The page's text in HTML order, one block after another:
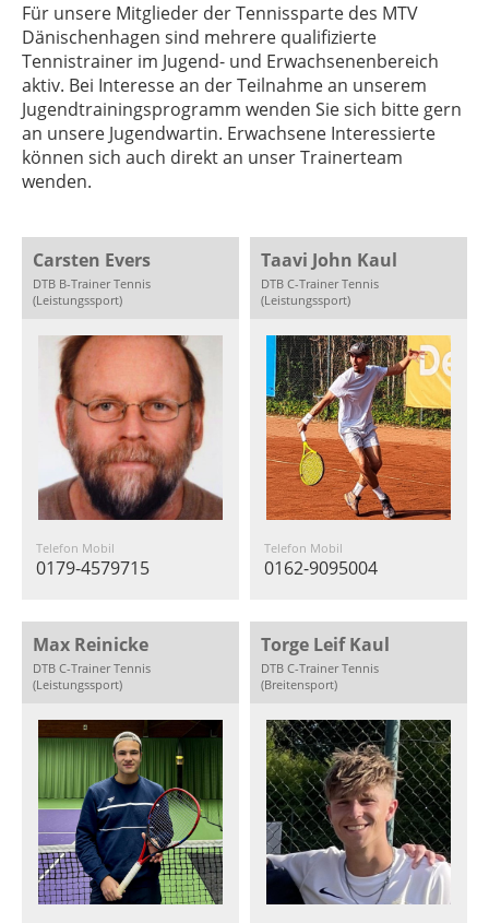
Für unsere Mitglieder der Tennissparte des MTV
Dänischenhagen sind mehrere qualifizierte
Tennistrainer im Jugend- und Erwachsenenbereich
aktiv. Bei Interesse an der Teilnahme an unserem
Jugendtrainingsprogramm wenden Sie sich bitte gern
an unsere Jugendwartin. Erwachsene Interessierte
können sich auch direkt an unser Trainerteam
wenden.
Carsten Evers
DTB B-Trainer Tennis
(Leistungssport)
Telefon Mobil
0179-4579715
Taavi John Kaul
DTB C-Trainer Tennis
(Leistungssport)
Telefon Mobil
0162-9095004
Max Reinicke
DTB C-Trainer Tennis
(Leistungssport)
Torge Leif Kaul
DTB C-Trainer Tennis
(Breitensport)